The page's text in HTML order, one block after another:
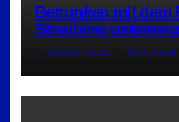
Betrunken mit dem
Straubing
7. AUGUST 2026 RED_RA24